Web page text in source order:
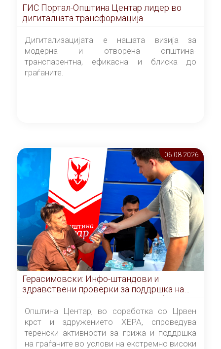
ГИС Портал-Општина Центар лидер во
дигиталната трансформација
Дигитализацијата е нашата визија за
модерна и отворена општина-
транспарентна, ефикасна и блиска до
граѓаните.
06.08 2026
Герасимовски: Инфо-штандови и
здравствени проверки за поддршка на
граѓаните во услови на топлотен бран
Општина Центар, во соработка со Црвен
крст и здружението ХЕРА, спроведува
теренски активности за грижа и поддршка
на граѓаните во услови на екстремно високи